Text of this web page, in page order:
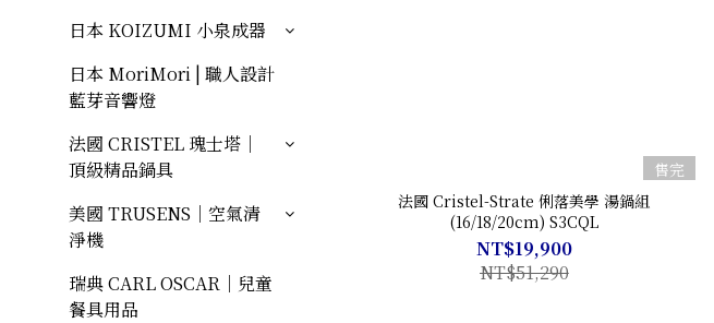
日本 KOIZUMI 小泉成器
日本 MoriMori | 職人設計
藍芽音響燈
法國 CRISTEL 瑰士塔｜
頂級精品鍋具
美國 TRUSENS｜空氣清
淨機
瑞典 CARL OSCAR｜兒童
餐具用品
售完
法國 Cristel-Strate 俐落美學 湯鍋組
(16/18/20cm) S3CQL
NT$19,900
NT$51,290